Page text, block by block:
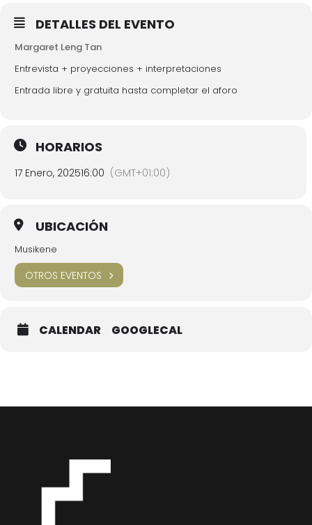
DETALLES DEL EVENTO
Margaret Leng Tan
Entrevista + proyecciones + interpretaciones
Entrada libre y gratuita hasta completar el aforo
HORARIOS
17 Enero, 202516:00 (GMT+01:00)
UBICACIÓN
Musikene
OTROS EVENTOS
CALENDAR GOOGLECAL